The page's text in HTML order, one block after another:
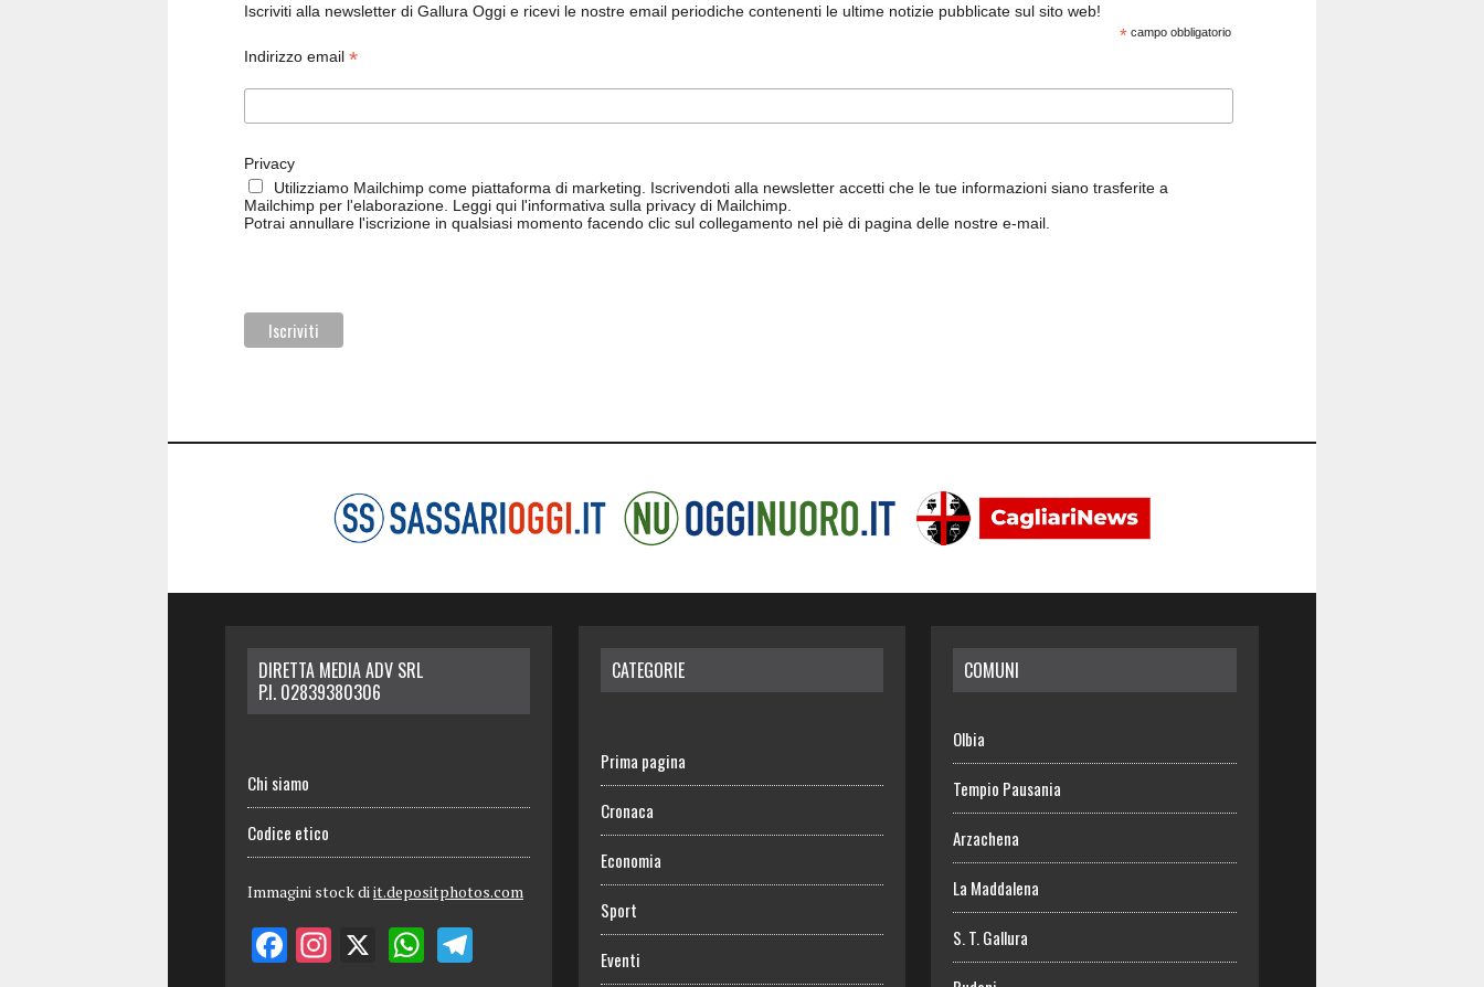
Iscriviti alla newsletter di Gallura Oggi e ricevi le nostre email periodiche contenenti le ultime notizie pubblicate sul sito web!
*campo obbligatorio
Indirizzo email *
Privacy
Utilizziamo Mailchimp come piattaforma di marketing. Iscrivendoti alla newsletter accetti che le tue informazioni siano trasferite a
Mailchimp per l'elaborazione. Leggi qui l'informativa sulla privacy di Mailchimp.
Potrai annullare l'iscrizione in qualsiasi momento facendo clic sul collegamento nel piè di pagina delle nostre e-mail.
DIRETTA MEDIA ADV SRL
P.I. 02839380306
Chi siamo
Codice etico
Immagini stock diit.depositphotos.com
CATEGORIE
Prima pagina
Cronaca
Economia
Sport
Eventi
COMUNI
Olbia
Tempio Pausania
Arzachena
La Maddalena
S. T. Gallura